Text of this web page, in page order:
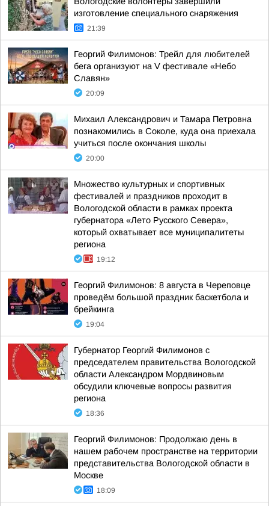
изготовление специального снаряжения
21:39
Георгий Филимонов: Трейл для любителей
бега организуют на V фестивале «Небо
Славян»
20:09
Михаил Александрович и Тамара Петровна
познакомились в Соколе, куда она приехала
учиться после окончания школы
20:00
Множество культурных и спортивных
фестивалей и праздников проходит в
Вологодской области в рамках проекта
губернатора «Лето Русского Севера»,
который охватывает все муниципалитеты
региона
19:12
Георгий Филимонов: 8 августа в Череповце
проведём большой праздник баскетбола и
брейкинга
19:04
Губернатор Георгий Филимонов с
председателем правительства Вологодской
области Александром Мордвиновым
обсудили ключевые вопросы развития
региона
18:36
Георгий Филимонов: Продолжаю день в
нашем рабочем пространстве на территории
представительства Вологодской области в
Москве
18:09